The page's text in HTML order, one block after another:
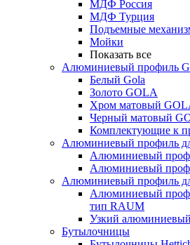
МДФ Россия
МДФ Турция
Подъемные
Мойки
Показать все
Алюминиевый профиль
Белый Gola
Золото GOLA
Хром матовый
Черный матовый
Комплектующие к
Алюминиевый профиль
Алюминиевый
Алюминиевый
Алюминиевый профиль
Алюминиевый
тип RAUM
Узкий
Бутылочницы